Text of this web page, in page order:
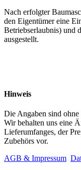
Nach erfolgter
den Eigentümer eine
Betriebserlaubnis) und
ausgestellt.
Hinweis
Die Angaben sind ohne
Wir behalten uns eine
Lieferumfanges, der
Zubehörs vor.
AGB & Impressum